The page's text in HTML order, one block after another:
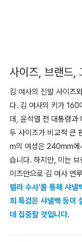
사이즈, 브랜드,
김 여사의 신발 사이즈
다. 김 여사의 키가
데, 윤석열 전 대통령과
두 사이즈가 비교적 큰
m의 여성은 240mm에
습니다. 하지만, 이는
이즈만으로 김 여사 연
렐라 수사'를 통해 샤넬
희 특검은 샤넬백 등이
데 집중할 것입니다.